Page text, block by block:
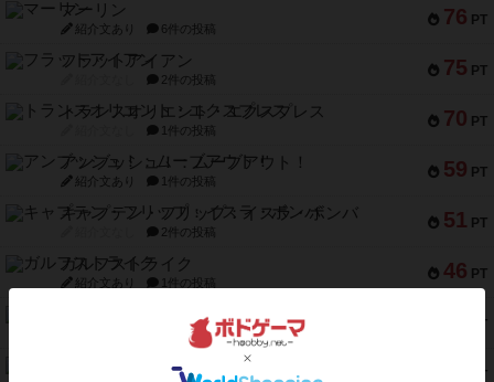
76 PT
マーリン
紹介文あり 6件の投稿
75 PT
フラットアイアン
2件の投稿
70 PT
トランスオリエント・エクスプレス
1件の投稿
59 PT
アンブッシュ！：ムーブアウト！
紹介文あり 1件の投稿
51 PT
キャプテン・フリップ：イスラ・ボンバ
2件の投稿
46 PT
ガルフストライク
紹介文あり 1件の投稿
PT
エコーズ・オブ・タイム
8件の投稿
PT